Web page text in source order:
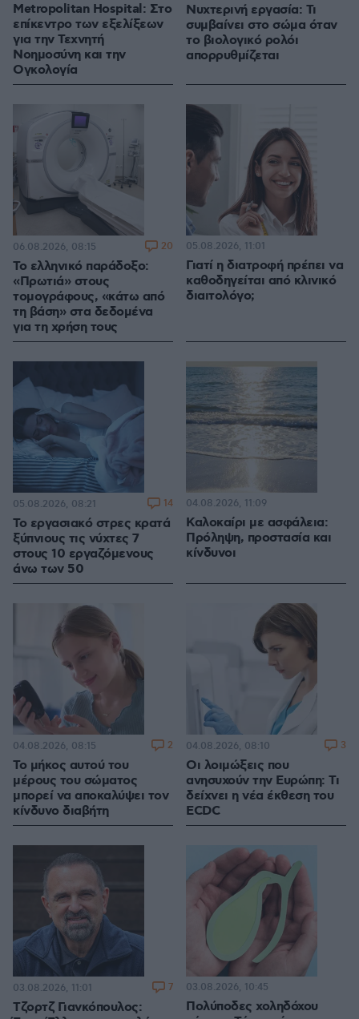
Metropolitan Hospital: Στο
επίκεντρο των εξελίξεων
για την Τεχνητή
Νοημοσύνη και την
Ογκολογία
Νυχτερινή εργασία: Τι
συμβαίνει στο σώμα όταν
το βιολογικό ρολόι
απορρυθμίζεται
Το ελληνικό παράδοξο:
«Πρωτιά» στους
τομογράφους, «κάτω από
τη βάση» στα δεδομένα
για τη χρήση τους
06.08.2026, 08:15 20
Γιατί η διατροφή πρέπει να
καθοδηγείται από κλινικό
διαιτολόγο;
05.08.2026, 11:01
Το εργασιακό στρες κρατά
ξύπνιους τις νύχτες 7
στους 10 εργαζόμενους
άνω των 50
05.08.2026, 08:21 14
Καλοκαίρι με ασφάλεια:
Πρόληψη, προστασία και
κίνδυνοι
04.08.2026, 11:09
Το μήκος αυτού του
μέρους του σώματος
μπορεί να αποκαλύψει τον
κίνδυνο διαβήτη
04.08.2026, 08:15 2
Οι λοιμώξεις που
ανησυχούν την Ευρώπη: Τι
δείχνει η νέα έκθεση του
ECDC
04.08.2026, 08:10 3
Τζορτζ Γιανκόπουλος:
03.08.2026, 11:01 7
Πολύποδες χοληδόχου
03.08.2026, 10:45